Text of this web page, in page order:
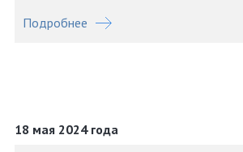
Подробнее
18 мая 2024 года